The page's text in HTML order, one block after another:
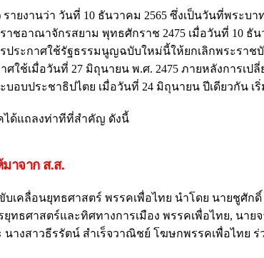
รายงานว่า วันที่ 10 ธันวาคม 2565 ซึ่งเป็นวันที่พระบ
ชอาณาจักรสยาม พุทธศักราช 2475 เมื่อวันที่ 10 ธั
รประกาศใช้รัฐธรรมนูญฉบับใหม่นี้ให้ยกเลิกพระร
ศใช้เมื่อวันที่ 27 มิถุนายน พ.ศ. 2475 ภายหลังการเ
บประชาธิปไตย เมื่อวันที่ 24 มิถุนายน ปีเดียวกัน เริ่
ได้แถลงท่าทีที่สำคัญ ดังนี้
าจาก ส.ส.
เคลื่อนยุทธศาสตร์ พรรคเพื่อไทย นำโดย นายชูศัก
ทธศาสตร์และทิศทางการเมือง พรรคเพื่อไทย, นาย
นางสาวธีรรัตน์ สำเร็จวาณิชย์ โฆษกพรรคเพื่อไทย